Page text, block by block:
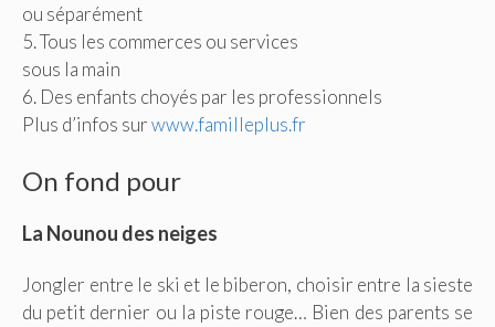
ou séparément
5. Tous les commerces ou services
sous la main
6. Des enfants choyés par les professionnels
Plus d’infos surwww.familleplus.fr
On fond pour
La Nounou des neiges
Jongler entre le ski et le biberon, choisir entre la sieste
du petit dernier ou la piste rouge… Bien des parents se